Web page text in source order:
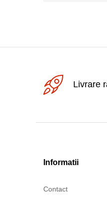
Livrare
Informatii
Contact